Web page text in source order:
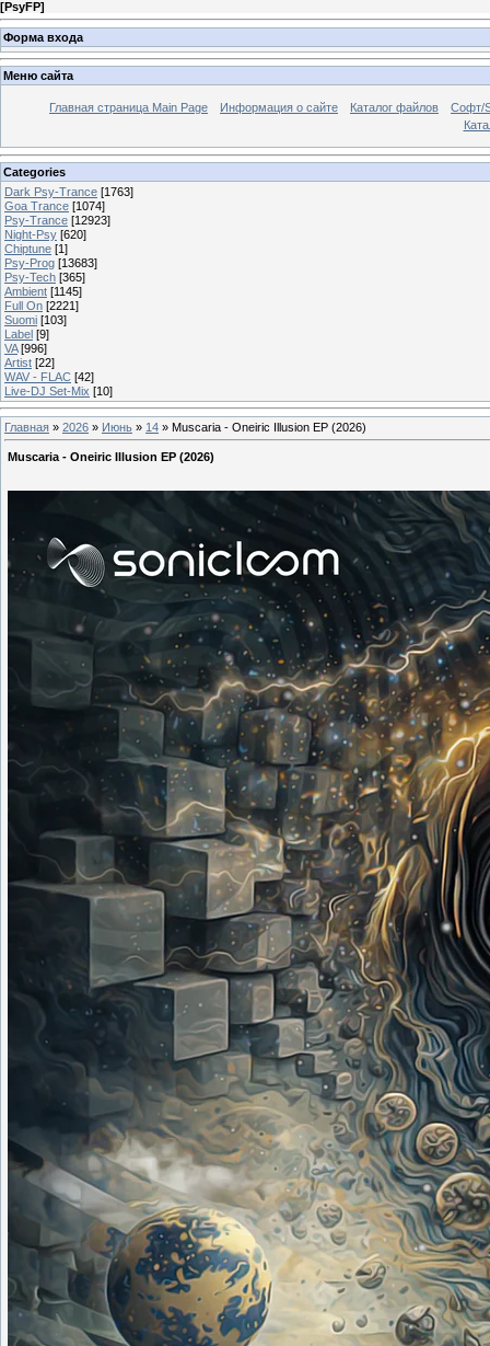
[PsyFP]
Форма входа
Меню сайта
Главная страница Main Page Информация о сайте Каталог файлов
Софт/
Categories
Dark Psy-Trance [1763]
Goa Trance [1074]
Psy-Trance [12923]
Night-Psy [620]
Chiptune [1]
Psy-Prog [13683]
Psy-Tech [365]
Ambient [1145]
Full On [2221]
Suomi [103]
Label [9]
VA [996]
Artist [22]
WAV - FLAC [42]
Live-DJ Set-Mix [10]
Главная » 2026 » Июнь » 14 » Muscaria - Oneiric Illusion EP (2026)
Muscaria - Oneiric Illusion EP (2026)